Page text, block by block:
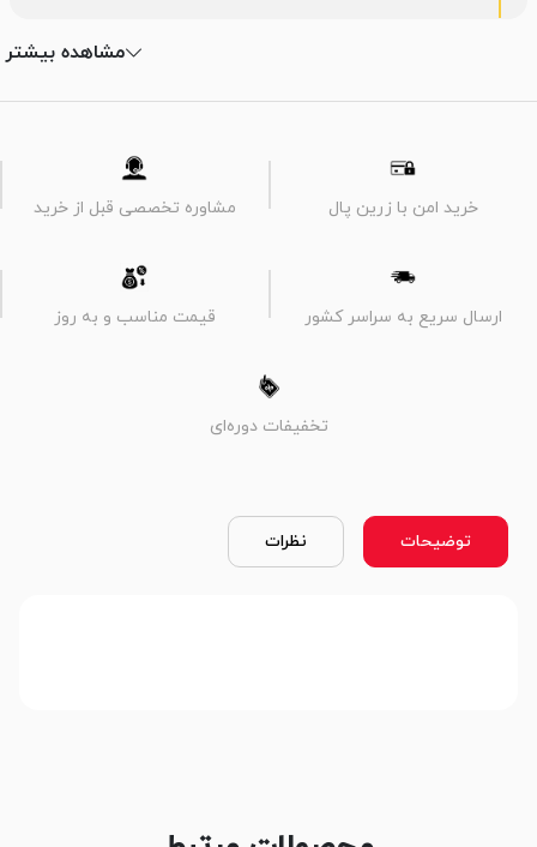
مشاهده بیشتر
خرید امن با زرین پال مشاوره تخصصی قبل از خرید
ارسال سریع به سراسر کشور قیمت مناسب و به روز
تخفیفات دوره‌ای
توضیحات نظرات